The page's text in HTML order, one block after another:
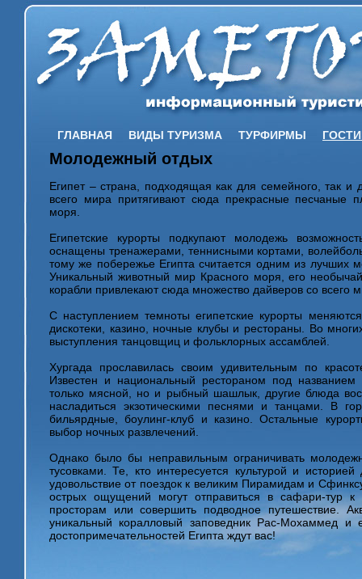
ГЛАВНАЯ ВИДЫ ТУРИЗМА ТУРФИРМЫ
Молодежный отдых
Египет – страна, подходящая как для семейного, так и
всего мира притягивают сюда прекрасные песчаные
моря.
Египетские курорты подкупают молодежь
оснащены тренажерами, теннисными кортами,
тому же побережье Египта считается одним из лучших
Уникальный животный мир Красного моря, его
корабли привлекают сюда множество дайверов со всего
С наступлением темноты египетские курорты
дискотеки, казино, ночные клубы и рестораны. Во
выступления танцовщиц и фольклорных ассамблей.
Хургада прославилась своим удивительным по
Известен и национальный рестораном под
только мясной, но и рыбный шашлык, другие блюда
насладиться экзотическими песнями и танцами. В
бильярдные, боулинг-клуб и казино. Остальные
выбор ночных развлечений.
Однако было бы неправильным ограничивать
тусовками. Те, кто интересуется культурой и
удовольствие от поездок к великим Пирамидам и
острых ощущений могут отправиться в сафари-тур
просторам или совершить подводное путешествие.
уникальный коралловый заповедник Рас-Мохаммед
достопримечательностей Египта ждут вас!